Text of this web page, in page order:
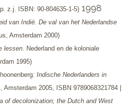
z.j. ISBN: 90-804635-1-5) 1998
van Indië. De val van het Nederlandse
Amsterdam 2000)
lessen . Nederland en de koloniale
1995)
: Indische Nederlanders in
Amsterdam 2005, ISBN 9789068321784 |
of decolonization; the Dutch and West